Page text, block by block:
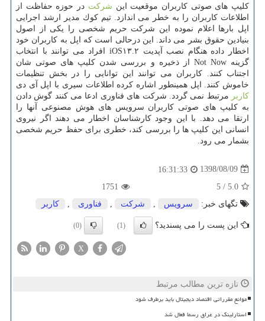
كلیپ های صوتی كاربران موقعیت این شركت در حوزه حفاظت از
اطلاعات كاربران را به خطر می اندازد. تیم كوك مدیر ارشد اجرایی
اپل بارها اعلام نموده این شركت حریم شخصی را یكی از اصول
بنیادین حقوق بشر می داند. این درحالی است كه اپل به كاربران خود
اخطار داده هنگام نصب آپدیت iOS۱۳.۲ افراد می توانند با انتخاب
گزینه Not Now از ذخیره و بررسی شدن كلیپ های صوتی شان
اجتناب كنند. كاربران می توانند این توانایی را در بخش تنظیمات
خاموش كنند. اپل همینطور اشاره كرده اطلاعات سیری با اپل آی دی
كاربر مرتبط نمی گردد. شركت های فناوری ادعا می كنند گوش دادن
به كلیپ های صوتی كاربران سرویس های هوش مصنوعی آنها را
ارتقا می دهد. با این وجود كارشناسان اخطار می دهند اگر نیروی
انسانی این كلیپ ها را بررسی كند، خطری برای حفظ حریم شخصی
بشمار می رود.
1398/08/09
16:31:33
5.0
/
5
1751
تگهای خبر:
سرویس شركت فناوری كاربر
این پست را می پسندید؟ (1)
(0)
X
تازه ترین مطالب مرتبط
موانع مقرراتی اقتصاد دیجیتال باید برطرف شود
استارلینک در عراق رسما فعال شد